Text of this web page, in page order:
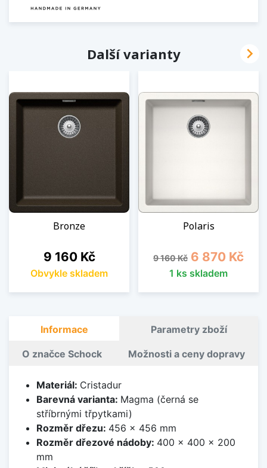
Další varianty
Bronze
Cena
9 160 Kč
Obvykle skladem
Polaris
Běžná cena
9 160 Kč Cena
6 870 Kč
1 ks skladem

Informace Parametry zboží
O značce Schock Možnosti a ceny dopravy
Materiál: Cristadur
Barevná varianta: Magma (černá se
stříbrnými třpytkami)
Rozměr dřezu: 456 x 456 mm
Rozměr dřezové nádoby: 400 x 400 x 200
mm